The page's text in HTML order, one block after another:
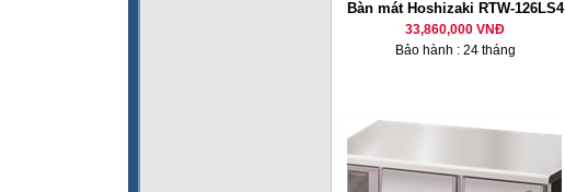
Bàn mát Hoshizaki RTW-126LS4
33,860,000 VNĐ
Bảo hành : 24 tháng